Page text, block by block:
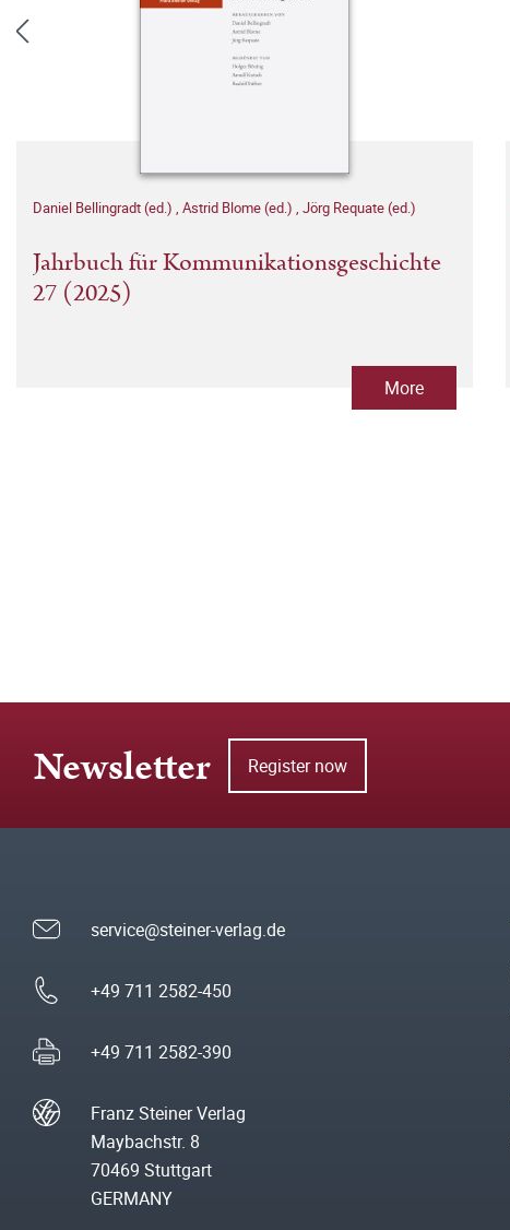
Daniel Bellingradt (ed.) , Astrid Blome (ed.) , Jörg Requate (ed.)
Jahrbuch für Kommunikationsgeschichte
27 (2025)
More
Newsletter Register now
service@steiner-verlag.de
+49 711 2582-450
+49 711 2582-390
Franz Steiner Verlag
Maybachstr. 8
70469 Stuttgart
GERMANY